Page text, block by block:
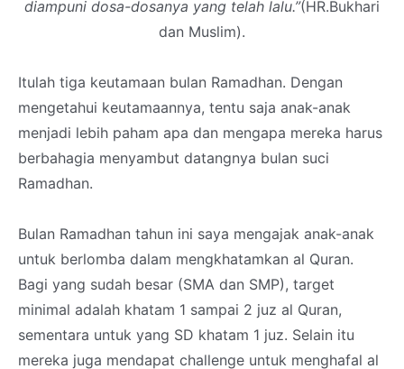
diampuni dosa-dosanya yang telah lalu.”(HR.Bukhari
dan Muslim).
Itulah tiga keutamaan bulan Ramadhan. Dengan
mengetahui keutamaannya, tentu saja anak-anak
menjadi lebih paham apa dan mengapa mereka harus
berbahagia menyambut datangnya bulan suci
Ramadhan.
Bulan Ramadhan tahun ini saya mengajak anak-anak
untuk berlomba dalam mengkhatamkan al Quran.
Bagi yang sudah besar (SMA dan SMP), target
minimal adalah khatam 1 sampai 2 juz al Quran,
sementara untuk yang SD khatam 1 juz. Selain itu
mereka juga mendapat challenge untuk menghafal al